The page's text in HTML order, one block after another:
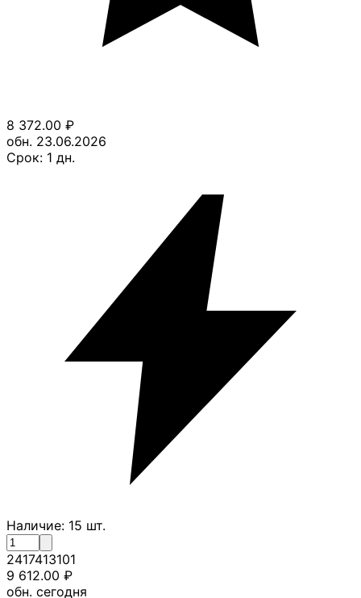
8 372.00 ₽
обн. 23.06.2026
Срок: 1 дн.
Наличие: 15 шт.
2417413101
9 612.00 ₽
обн. сегодня